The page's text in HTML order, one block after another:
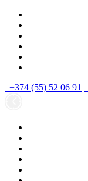
+374 (55) 52 06 91